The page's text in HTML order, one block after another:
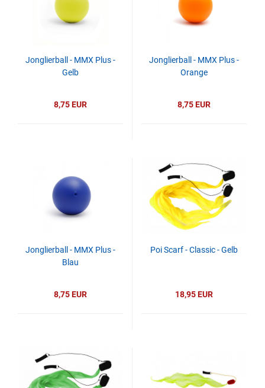
Jonglierball - MMX Plus -
Gelb
8,75 EUR
Jonglierball - MMX Plus -
Orange
8,75 EUR
Jonglierball - MMX Plus -
Blau
8,75 EUR
Poi Scarf - Classic - Gelb
18,95 EUR